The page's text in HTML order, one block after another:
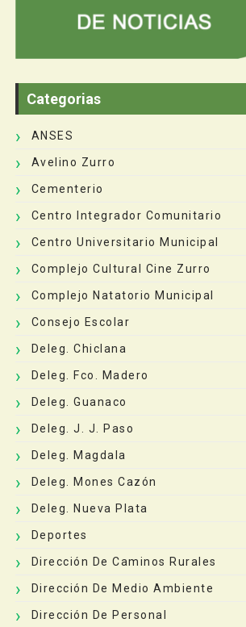
Categorias
ANSES
Avelino Zurro
Cementerio
Centro Integrador Comunitario
Centro Universitario Municipal
Complejo Cultural Cine Zurro
Complejo Natatorio Municipal
Consejo Escolar
Deleg. Chiclana
Deleg. Fco. Madero
Deleg. Guanaco
Deleg. J. J. Paso
Deleg. Magdala
Deleg. Mones Cazón
Deleg. Nueva Plata
Deportes
Dirección De Caminos Rurales
Dirección De Medio Ambiente
Dirección De Personal